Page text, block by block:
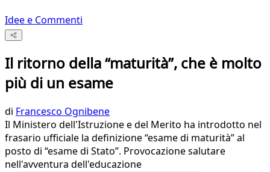
Idee e Commenti
Il ritorno della “maturità”, che è molto
più di un esame
di Francesco Ognibene
Il Ministero dell'Istruzione e del Merito ha introdotto nel
frasario ufficiale la definizione “esame di maturità” al
posto di “esame di Stato”. Provocazione salutare
nell'avventura dell'educazione